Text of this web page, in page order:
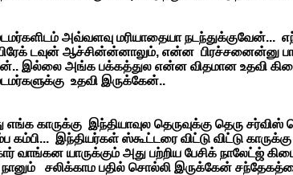
அவ்வளவு மரியாதையா நடந்துக்குவேன்...
டவுன் ஆச்சின்ன்னாலும், என்ன பிரச்சனைன்னு
இல்லை அங்க பக்கத்துல என்ன விதமான உதவி
உதவி இருக்கேன்..
காருக்கு இந்தியாவுல தெருவுக்கு தெரு சர்விஸ்
இந்தியர்கள் ஸ்கூட்டரை விட்டு விட்டு
வாங்கன யாருக்கும் அது பற்றிய பேசிக் நாலேட்ஜ்
நானும் சலிக்காம பதில் சொல்லி இருக்கேன்